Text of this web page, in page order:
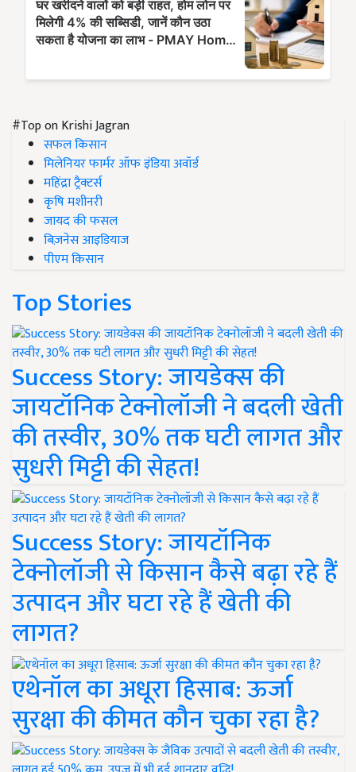
#Top on Krishi Jagran
सफल किसान
मिलेनियर फार्मर ऑफ इंडिया अवॉर्ड
महिंद्रा ट्रैक्टर्स
कृषि मशीनरी
जायद की फसल
बिज़नेस आइडियाज
पीएम किसान
Top Stories
Success Story: जायडेक्स की
जायटॉनिक टेक्नोलॉजी ने बदली खेती
की तस्वीर, 30% तक घटी लागत और
सुधरी मिट्टी की सेहत!
Success Story: जायटॉनिक
टेक्नोलॉजी से किसान कैसे बढ़ा रहे हैं
उत्पादन और घटा रहे हैं खेती की
लागत?
एथेनॉल का अधूरा हिसाब: ऊर्जा
सुरक्षा की कीमत कौन चुका रहा है?